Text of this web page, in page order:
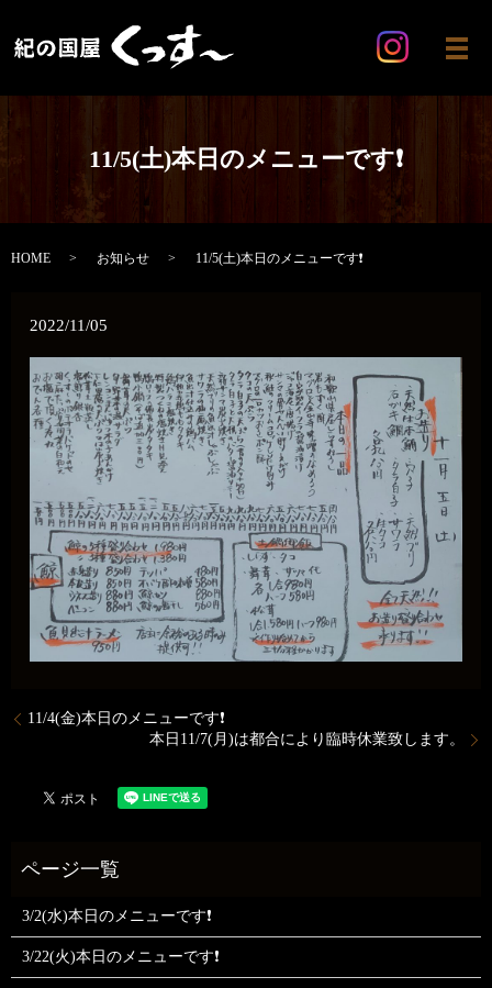
メ
11/5(土)本日のメニューです❗
HOME お知らせ 11/5(土)本日のメニューです❗
2022/11/05
11/4(金)本日のメニューです❗
本日11/7(月)は都合により臨時休業致します。
3/2(水)本日のメニューです❗
3/22(火)本日のメニューです❗